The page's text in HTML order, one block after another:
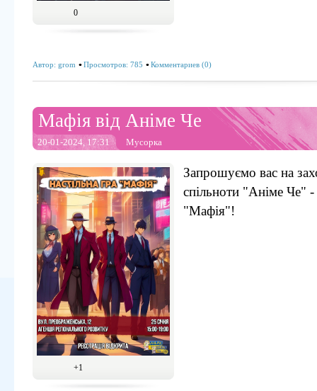
0
Автор: grom Просмотров: 785 Комментариев (0)
Мафія від Аніме Че
20-01-2024, 17:31 Мусорка
+1
Запрошуємо вас на
спільноти "Аніме Че" -
"Мафія"!